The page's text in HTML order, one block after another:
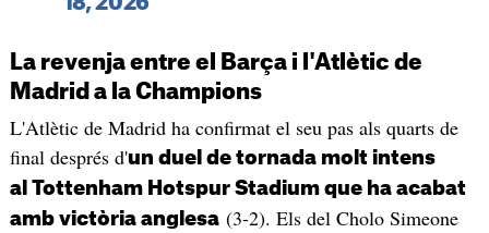
La revenja entre el Barça i l'Atlètic de
Madrid a la Champions
L'Atlètic de Madrid ha confirmat el seu pas als quarts de
final després d'un duel de tornada molt intens
al Tottenham Hotspur Stadium que ha acabat
amb victòria anglesa(3-2). Els del Cholo Simeone